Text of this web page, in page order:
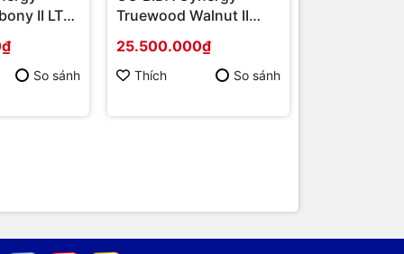
II LTW
So sánh
Truewood Walnut II
25.500.000₫
Thích So sánh